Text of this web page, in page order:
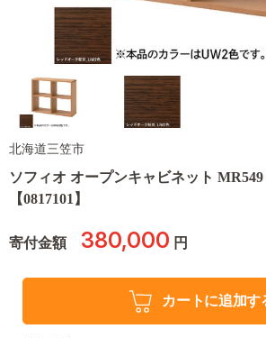
北海道三笠市
ソフィオ オープンキャビネット MR549
【0817101】
寄付金額 380,000 円
カートに追加す